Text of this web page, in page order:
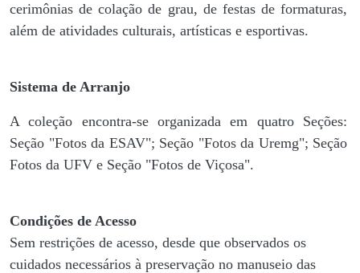
cerimônias de colação de grau, de festas de formaturas,
além de atividades culturais, artísticas e esportivas.
Sistema de Arranjo
A coleção encontra-se organizada em quatro Seções:
Seção "Fotos da ESAV"; Seção "Fotos da Uremg"; Seção
Fotos da UFV e Seção "Fotos de Viçosa".
Condições de Acesso
Sem restrições de acesso, desde que observados os
cuidados necessários à preservação no manuseio das